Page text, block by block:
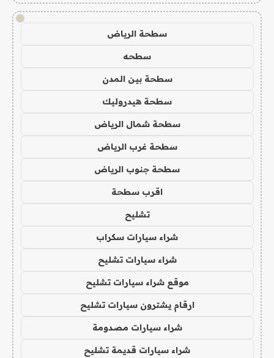
!
سطحة الرياض
سطحه
سطحة بين المدن
سطحة هيدروليك
سطحة شمال الرياض
سطحة غرب الرياض
سطحة جنوب الرياض
اقرب سطحة
تشليح
شراء سيارات سكراب
شراء سيارات تشليح
موقع شراء سيارات تشليح
ارقام يشترون سيارات تشليح
شراء سيارات مصدومة
شراء سيارات قديمة تشليح